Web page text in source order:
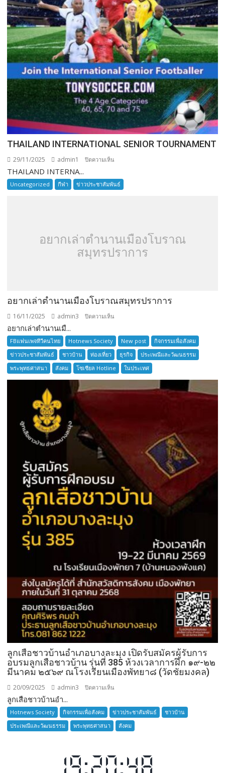
THAILAND INTERNATIONAL SENIOR TOURNAMENT
29/11/2025 admin1 ปิดความเห็น
INTERNATIONAL
SENIOR
THAILAND INTERNA...
Uncategorized กีฬา ข่าวประชาสัมพันธ์
อยากเล่าตำนานเมืองโบราณ
สมุทรปราการ
อยากเล่าตำนานเมืองโบราณสมุทรปราการ
16/11/2025 admin3 ปิดความเห็น
เล่า
ตำนาน
เมือง
โบราณ
สมุทรปราการ
อยากเล่าตำนานเมื...
FBแฟนเพจทีวีคนไทย Hotnews Society New post
กิจกรรมเพื่อสังคม
ข่าวประชาสัมพันธ์
ชาวบ้าน ท่องเที่ยว ธุรกิจ
ประเพณีและวัฒนธรรม
พระพุทธศาสนา
สังคม โซเซียล Hotline ในประเทศ
ลูกเสือชาวบ้านอำเภอบางละมุง เปิดรับสมัครผู้รับการ
อบรมลูกเสือชาวบ้าน รุ่นที่ 385 ห้วงเวลาการฝึก ๑๙-๒๒
มีนาคม ๒๕๖๙ ณโรงเรียนเมืองพัทยา๘ (วัดชัยมงคล)
20/09/2025 admin3 ปิดความเห็น
เสือ
ชาว
บ้าน
เปิด
ลูกเสือชาวบ้านอำ...
Hotnews Society กิจกรรมเพื่อสังคม ข่าวประชาสัมพันธ์
ชาวบ้าน
ประเพณีและวัฒนธรรม
พระพุทธศาสนา สังคม